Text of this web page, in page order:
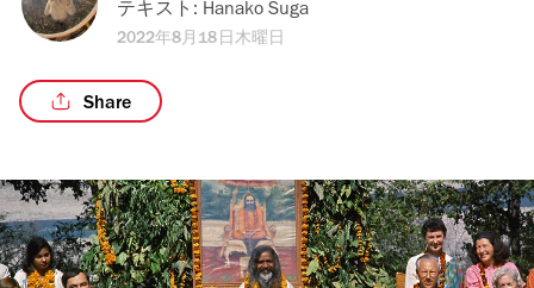
テキスト: Hanako Suga
2022年8月18日木曜日
Share